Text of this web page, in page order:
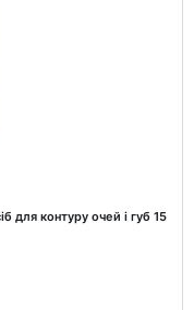
для контуру очей і губ 15